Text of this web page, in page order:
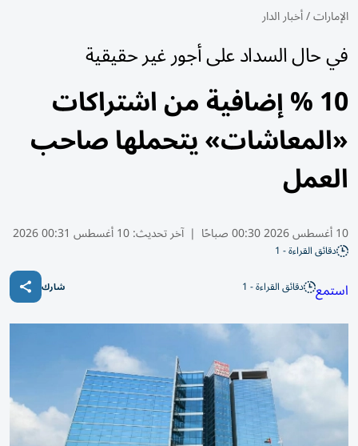
الإمارات/أخبار الدار
في حال السداد على أجور غير حقيقية
10 % إضافية من اشتراكات
«المعاشات» يتحملها صاحب
العمل
10 أغسطس 2026 00:30 صباحًا | آخر تحديث:10 أغسطس 00:31 2026
دقائق القراءة - 1
استمع دقائق القراءة - 1 شارك